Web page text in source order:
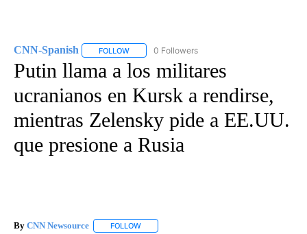
CNN-Spanish FOLLOW FOLLOW "CNN-SPANISH" TO RECEIVE
0 Followers
Putin llama a los militares
ucranianos en Kursk a rendirse,
mientras Zelensky pide a EE.UU.
que presione a Rusia
By CNN Newsource FOLLOW